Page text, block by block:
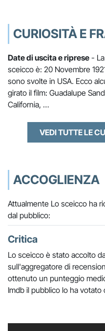
CURIOSITÀ E
Date di uscita e riprese -
sceicco è: 20 Novembre
sono svolte in USA. Ecco
girato il film: Guadalupe
California, …
VEDI TUTTE LE
ACCOGLIENZA
Attualmente Lo sceicco ha
dal pubblico:
Critica
Lo sceicco è stato accolto
sull'aggregatore di
ottenuto un punteggio
Imdb il pubblico lo ha votato